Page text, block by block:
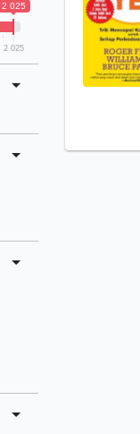
2 025
2 025